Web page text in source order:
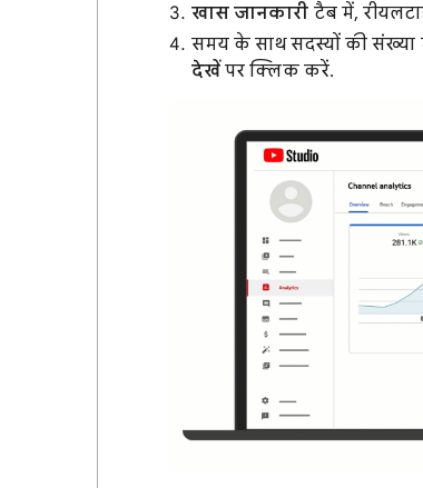
खास जानकारी टैब में,
समय के साथ सदस्यों की
देखें पर क्लिक करें.